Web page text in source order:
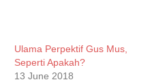
Ulama Perpektif Gus Mus,
Seperti Apakah?
13 June 2018